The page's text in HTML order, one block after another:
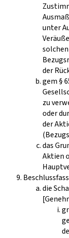
unter
der
gem §
zu
oder
der
das
Aktien
die